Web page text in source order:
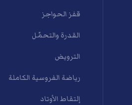
قفز الحواجز
القدرة والتحمّل
الترويض
رياضة الفروسية الكاملة
إلتقاط الأوتاد